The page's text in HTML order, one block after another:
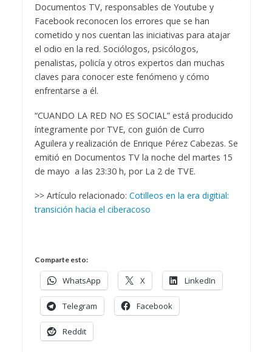
Documentos TV, responsables de Youtube y
Facebook reconocen los errores que se han
cometido y nos cuentan las iniciativas para atajar
el odio en la red. Sociólogos, psicólogos,
penalistas, policía y otros expertos dan muchas
claves para conocer este fenómeno y cómo
enfrentarse a él.
“CUANDO LA RED NO ES SOCIAL” está producido
íntegramente por TVE, con guión de Curro
Aguilera y realización de Enrique Pérez Cabezas. Se
emitió en Documentos TV la noche del martes 15
de mayo a las 23:30 h, por La 2 de TVE.
>> Artículo relacionado: Cotilleos en la era digitial:
transición hacia el ciberacoso
Comparte esto:
WhatsApp X LinkedIn
Telegram Facebook
Reddit